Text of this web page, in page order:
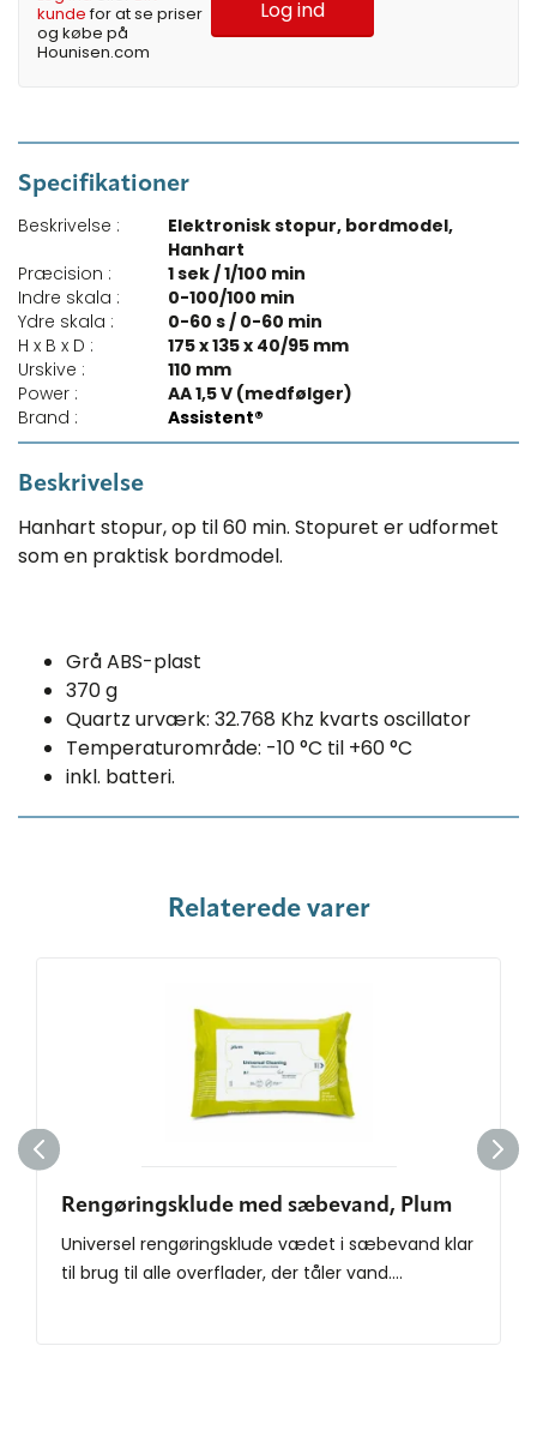
kundefor at se priser
og købe på
Hounisen.com
Log ind
Specifikationer
Beskrivelse :
Elektronisk stopur, bordmodel,
Hanhart
Præcision :
1 sek / 1/100 min
Indre skala :
0-100/100 min
Ydre skala :
0-60 s / 0-60 min
H x B x D :
175 x 135 x 40/95 mm
Urskive :
110 mm
Power :
AA 1,5 V (medfølger)
Brand :
Assistent®
Beskrivelse
Hanhart stopur, op til 60 min. Stopuret er udformet
som en praktisk bordmodel.
Grå ABS-plast
370 g
Quartz urværk: 32.768 Khz kvarts oscillator
Temperaturområde: -10 °C til +60 °C
inkl. batteri.
Relaterede varer
Rengøringsklude med sæbevand, Plum
Universel rengøringsklude vædet i sæbevand klar
til brug til alle overflader, der tåler vand....